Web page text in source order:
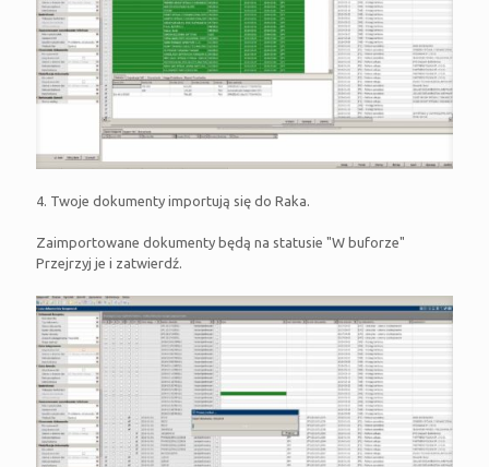
4. Twoje dokumenty importują się do Raka.
Zaimportowane dokumenty będą na statusie "W buforze"
Przejrzyj je i zatwierdź.